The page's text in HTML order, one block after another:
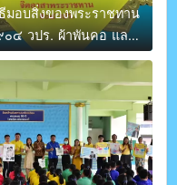
มอบสิ่งของพระราชทาน
๔ วปร. ผ้าพันคอ และ
หมวกจิตอาสา